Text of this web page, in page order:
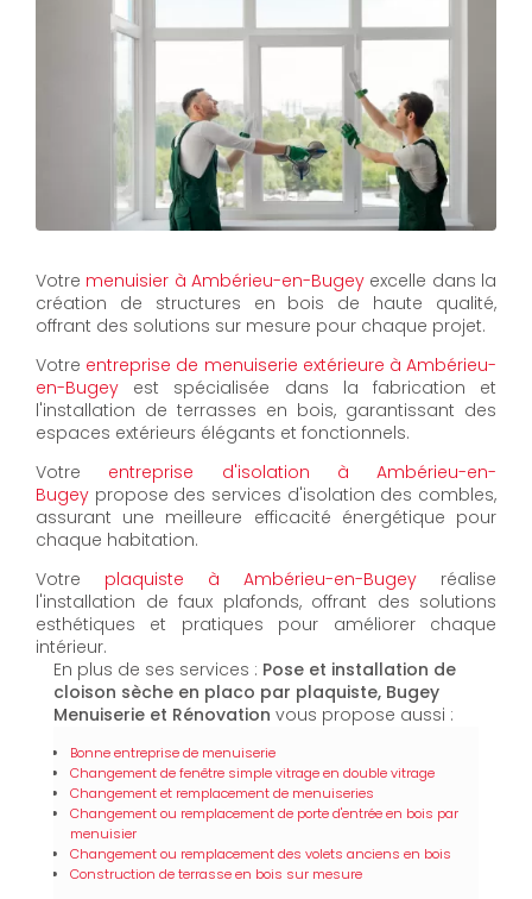
Votre menuisier à Ambérieu-en-Bugey excelle dans la
création de structures en bois de haute qualité,
offrant des solutions sur mesure pour chaque projet.
Votre entreprise de menuiserie extérieure à Ambérieu-
en-Bugey est spécialisée dans la fabrication et
l'installation de terrasses en bois, garantissant des
espaces extérieurs élégants et fonctionnels.
Votre entreprise d'isolation à Ambérieu-en-
Bugey propose des services d'isolation des combles,
assurant une meilleure efficacité énergétique pour
chaque habitation.
Votre plaquiste à Ambérieu-en-Bugey réalise
l'installation de faux plafonds, offrant des solutions
esthétiques et pratiques pour améliorer chaque
intérieur.
En plus de ses services : Pose et installation de
cloison sèche en placo par plaquiste, Bugey
Menuiserie et Rénovation vous propose aussi :
Bonne entreprise de menuiserie
Changement de fenêtre simple vitrage en double vitrage
Changement et remplacement de menuiseries
Changement ou remplacement de porte d'entrée en bois par
menuisier
Changement ou remplacement des volets anciens en bois
Construction de terrasse en bois sur mesure